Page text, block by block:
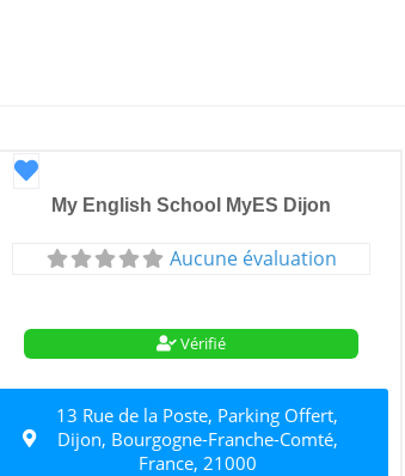
Favori
My English School MyES Dijon
Aucune évaluation
Vérifié
13 Rue de la Poste, Parking Offert,
Dijon, Bourgogne-Franche-Comté,
France, 21000